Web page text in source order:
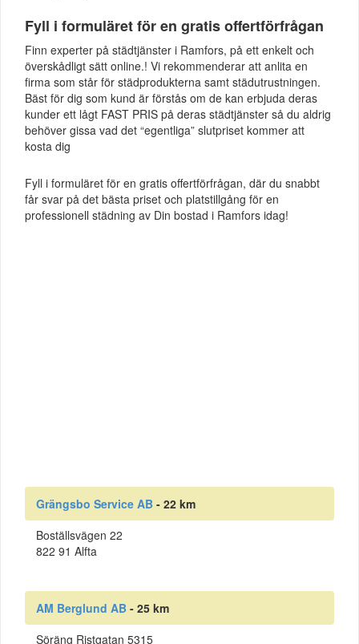
Fyll i formuläret för en gratis offertförfrågan
Finn experter på städtjänster i Ramfors, på ett enkelt och
överskådligt sätt online.! Vi rekommenderar att anlita en
firma som står för städprodukterna samt städutrustningen.
Bäst för dig som kund är förstås om de kan erbjuda deras
kunder ett lågt FAST PRIS på deras städtjänster så du aldrig
behöver gissa vad det “egentliga” slutpriset kommer att
kosta dig
Fyll i formuläret för en gratis offertförfrågan, där du snabbt
får svar på det bästa priset och platstillgång för en
professionell städning av Din bostad i Ramfors idag!
Grängsbo Service AB - 22 km
Boställsvägen 22
822 91 Alfta
AM Berglund AB - 25 km
Söräng Ristgatan 5315